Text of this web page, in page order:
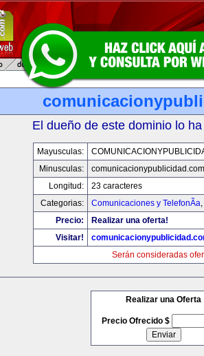
El dueño de este dominio lo
Mayusculas:
Minusculas:
comunicacionypublicidad.com
Longitud:
23 caracteres
Categorias:
Comunicaciones y TelefonÃ­a,
Precio:
Realizar una oferta!
Visitar!
Serán consideradas
Realizar una Oferta
Precio Ofrecido $